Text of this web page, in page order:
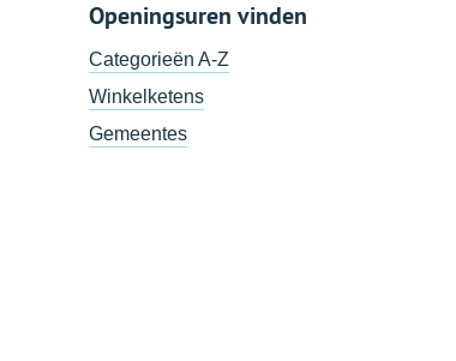
Openingsuren vinden
Categorieën A-Z
Winkelketens
Gemeentes